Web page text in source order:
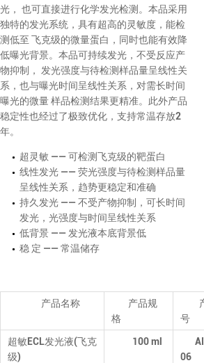
光， 也可直接进行化学发光检测。本品采用
独特的发光系统，具有超高的灵敏度，能检
测低至 飞克级的微量蛋白，同时也能有效降
低曝光背景。本品可持续发光，不受反应产
物抑制， 发光强度与待检测样品量呈线性关
系，也与曝光时间呈线性关系，对需长时间
曝光的微量 样品检测结果更精准。此外产品
稳定性也经过了极致优化，支持常温存放2
年。
超灵敏 —— 可检测飞克级的靶蛋白
线性发光 —— 荧光强度与待检测样品量
呈线性关系，趋势更稳定和准确
持久发光 —— 不受产物抑制，可长时间
发光，光强度与时间呈线性关系
低背景 —— 发光液本底背景低
稳 定 —— 常温储存
产品名称
产品规
格
产
号
超敏ECL发光液(飞克
级)
100 ml
06